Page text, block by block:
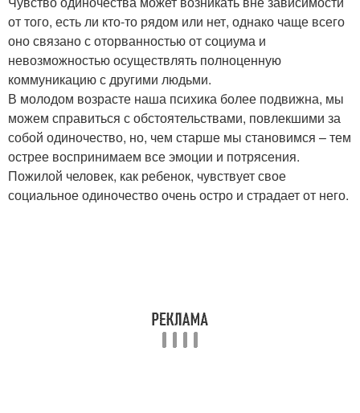
от того, есть ли кто-то рядом или нет, однако чаще всего
оно связано с оторванностью от социума и
невозможностью осуществлять полноценную
коммуникацию с другими людьми.
В молодом возрасте наша психика более подвижна, мы
можем справиться с обстоятельствами, повлекшими за
собой одиночество, но, чем старше мы становимся – тем
острее воспринимаем все эмоции и потрясения.
Пожилой человек, как ребенок, чувствует свое
социальное одиночество очень остро и страдает от него.